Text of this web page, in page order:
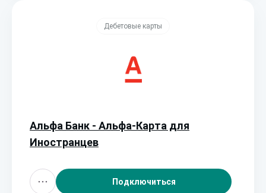
Дебетовые карты
Альфа Банк - Альфа-Карта для
Иностранцев
Подключиться